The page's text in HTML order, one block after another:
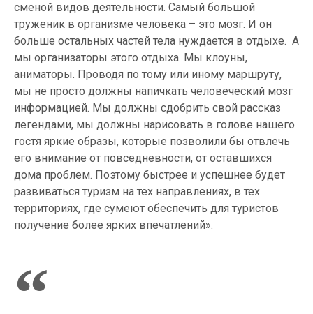
сменой видов деятельности. Самый большой
труженик в организме человека – это мозг. И он
больше остальных частей тела нуждается в отдыхе. А
мы организаторы этого отдыха. Мы клоуны,
аниматоры. Проводя по тому или иному маршруту,
мы не просто должны напичкать человеческий мозг
информацией. Мы должны сдобрить свой рассказ
легендами, мы должны нарисовать в голове нашего
гостя яркие образы, которые позволили бы отвлечь
его внимание от повседневности, от оставшихся
дома проблем. Поэтому быстрее и успешнее будет
развиваться туризм на тех направлениях, в тех
территориях, где сумеют обеспечить для туристов
получение более ярких впечатлений».